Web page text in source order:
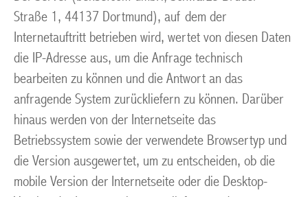
Straße 1, 44137 Dortmund), auf dem der
Internetauftritt betrieben wird, wertet von diesen Daten
die IP-Adresse aus, um die Anfrage technisch
bearbeiten zu können und die Antwort an das
anfragende System zurückliefern zu können. Darüber
hinaus werden von der Internetseite das
Betriebssystem sowie der verwendete Browsertyp und
die Version ausgewertet, um zu entscheiden, ob die
mobile Version der Internetseite oder die Desktop-